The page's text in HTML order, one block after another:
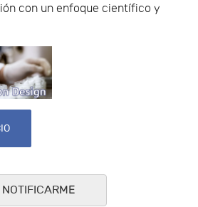
con un enfoque científico y
NOTIFICARME